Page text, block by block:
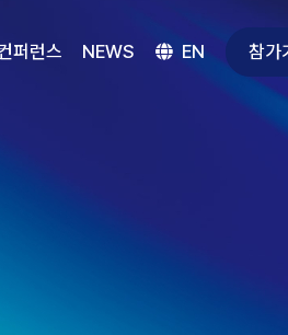
퍼런스 NEWS EN 참가